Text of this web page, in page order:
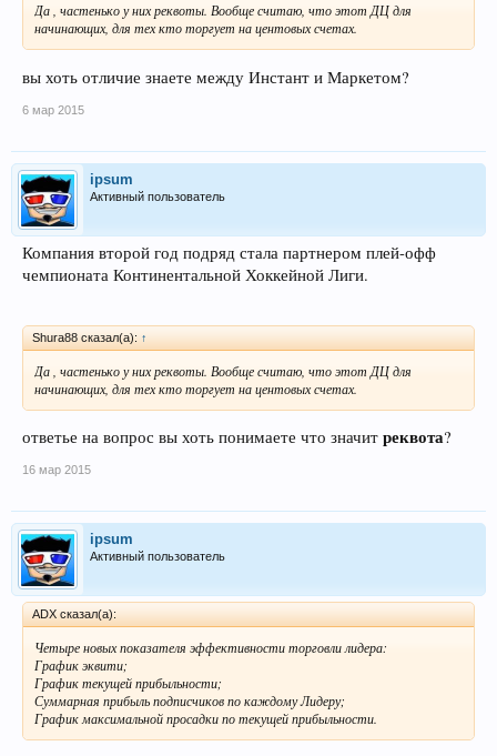
Да , частенько у них реквоты. Вообще считаю, что этот ДЦ для
начинающих, для тех кто торгует на центовых счетах.
вы хоть отличие знаете между Инстант и Маркетом?
6 мар 2015
ipsum
Активный пользователь
Компания второй год подряд стала партнером плей-офф
чемпионата Континентальной Хоккейной Лиги.
Shura88 сказал(а): ↑
Да , частенько у них реквоты. Вообще считаю, что этот ДЦ для
начинающих, для тех кто торгует на центовых счетах.
ответье на вопрос вы хоть понимаете что значит реквота?
16 мар 2015
ipsum
Активный пользователь
ADX сказал(а):
Четыре новых показателя эффективности торговли лидера:
График эквити;
График текущей прибыльности;
Суммарная прибыль подписчиков по каждому Лидеру;
График максимальной просадки по текущей прибыльности.